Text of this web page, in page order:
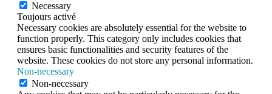
Necessary
Toujours activé
Necessary cookies are absolutely essential for the website to
function properly. This category only includes cookies that
ensures basic functionalities and security features of the
website. These cookies do not store any personal information.
Non-necessary
Non-necessary